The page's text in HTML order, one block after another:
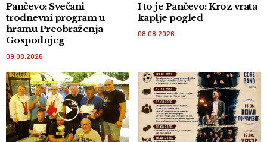
Pančevo: Svečani
trodnevni program u
hramu Preobraženja
Gospodnjeg
09.08.2026
I to je Pančevo: Kroz vrata
kaplje pogled
08.08.2026